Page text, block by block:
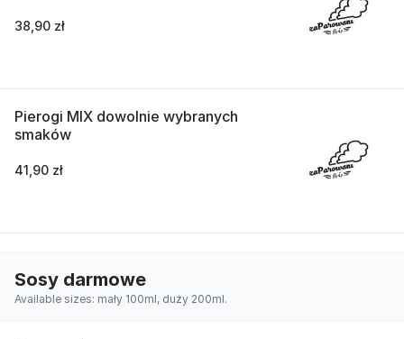
38,90 zł
Pierogi MIX dowolnie wybranych
smaków
41,90 zł
Sosy darmowe
Available sizes: mały 100ml, duży 200ml.